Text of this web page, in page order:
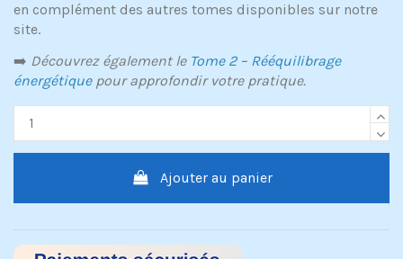
en complément des autres tomes disponibles sur notre
site.
➡️ Découvrez également le Tome 2 – Rééquilibrage
énergétique pour approfondir votre pratique.
Ajouter au panier